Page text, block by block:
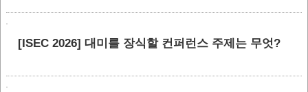
[ISEC 2026] 대미를 장식할 컨퍼런스 주제는 무엇?